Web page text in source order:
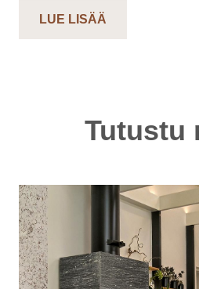
LUE LISÄÄ
Tutustu